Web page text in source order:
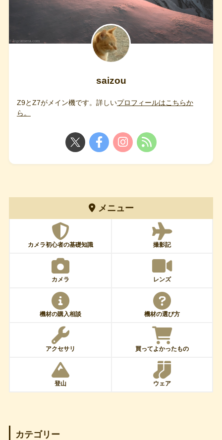
saizou
Z9とZ7がメイン機です。詳しいプロフィールはこちらか
ら。
メニュー
カメラ初心者の基礎知識 撮影記
カメラ レンズ
機材の購入相談 機材の選び方
アクセサリ 買ってよかったもの
登山 ウェア
カテゴリー